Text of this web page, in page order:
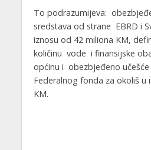
To podrazumijeva:
sredstava od strane EBRD i
iznosu od 42 miliona KM,
količinu vode i finansijske
općinu i obezbjeđeno
Federalnog fonda za okoliš u
KM.